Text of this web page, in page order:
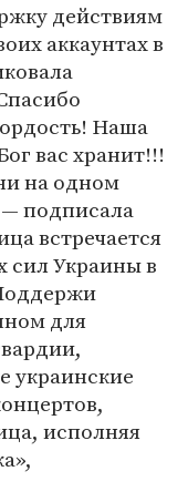
действиям
аккаунтах в
Наша
вас хранит!!!
на одном
подписала
встречается
Украины в
для
украинские
исполняя